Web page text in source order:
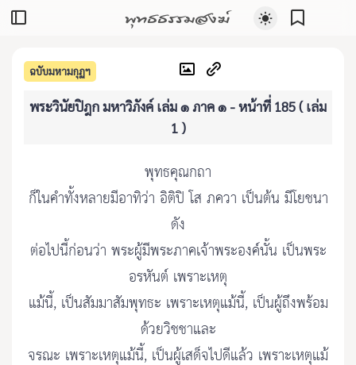
พุทธธรรมสงฆ์
ฉบับมหามกุฏฯ
พระวินัยปิฎก มหาวิภังค์ เล่ม ๑ ภาค ๑ - หน้าที่ 185 ( เล่ม
1 )
พุทธคุณกถา
ก็ในคำทั้งหลายมีอาทิว่า อิติปิ โส ภควา เป็นต้น มีโยชนา
ดัง
ต่อไปนี้ก่อนว่า พระผู้มีพระภาคเจ้าพระองค์นั้น เป็นพระ
อรหันต์ เพราะเหตุ
แม้นี้, เป็นสัมมาสัมพุทธะ เพราะเหตุแม้นี้, เป็นผู้ถึงพร้อม
ด้วยวิชชาและ
จรณะ เพราะเหตุแม้นี้, เป็นผู้เสด็จไปดีแล้ว เพราะเหตุแม้